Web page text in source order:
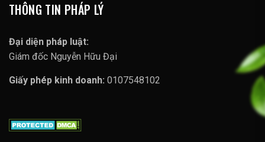
THÔNG TIN PHÁP LÝ
Đại diện pháp luật:
Giám đốc Nguyễn Hữu Đại
Giấy phép kinh doanh: 0107548102